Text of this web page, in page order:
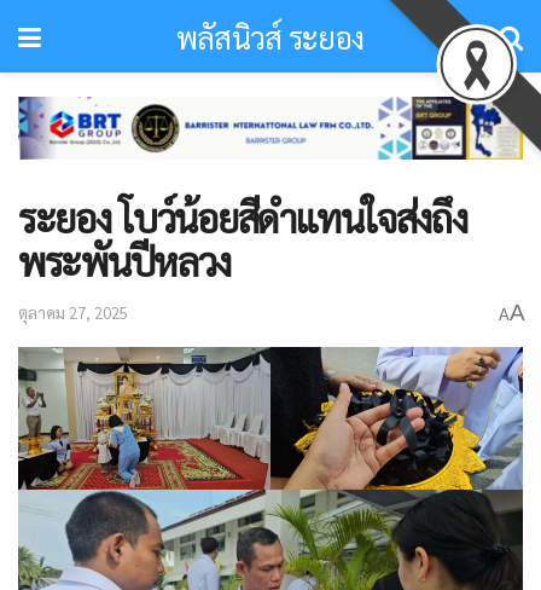
พลัสนิวส์ ระยอง
ระยอง โบว์น้อยสีดำแทนใจส่งถึง
พระพันปีหลวง
ตุลาคม 27, 2025 AA